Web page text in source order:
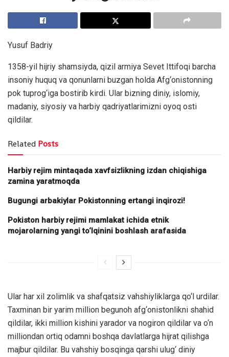
Yusuf Badriy
1358-yil hijriy shamsiyda, qizil armiya Sevet Ittifoqi barcha
insoniy huquq va qonunlarni buzgan holda Afg‘onistonning
pok tuprog‘iga bostirib kirdi. Ular bizning diniy, islomiy,
madaniy, siyosiy va harbiy qadriyatlarimizni oyoq osti
qildilar.
Related Posts
Harbiy rejim mintaqada xavfsizlikning izdan chiqishiga
zamina yaratmoqda
Bugungi arbakiylar Pokistonning ertangi inqirozi!
Pokiston harbiy rejimi mamlakat ichida etnik
mojarolarning yangi to‘lqinini boshlash arafasida
Ular har xil zolimlik va shafqatsiz vahshiyliklarga qo‘l urdilar.
Taxminan bir yarim million begunoh afg‘onistonlikni shahid
qildilar, ikki million kishini yarador va nogiron qildilar va o‘n
milliondan ortiq odamni boshqa davlatlarga hijrat qilishga
majbur qildilar. Bu vahshiy bosqinga qarshi ulug‘ diniy